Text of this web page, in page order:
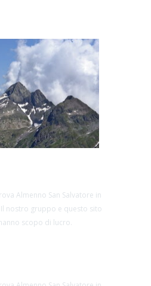
Almenno San Salvatore in
Il nostro gruppo e questo sito
scopo di lucro.